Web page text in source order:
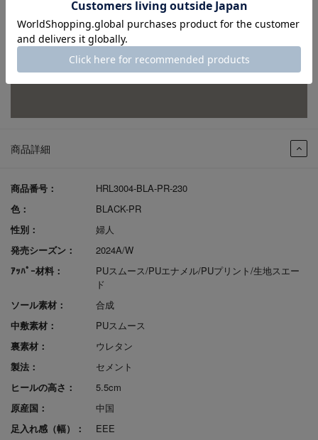
商品詳細
商品番号：
HRL3004-BLA-PR-230
色：
BLACK-PR
性別：
婦人
発売シーズン：
2024A/W
ｱｯﾊﾟｰ材料：
PUスムース/PUエナメル/PUプリント/生地スエー
ド
ソール素材：
合成
中敷素材：
PUスムース
裏素材：
ウレタン
製法：
セメント
ヒールの高さ：
5.5cm
原産国：
中国
足入れ感（幅）：
EEE